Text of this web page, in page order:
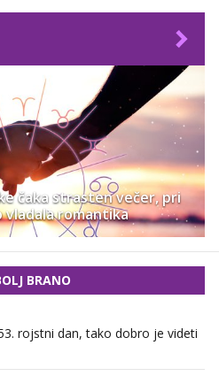
čaka strasten večer, pri
romantika
BRANO
rojstni dan, tako dobro je videti